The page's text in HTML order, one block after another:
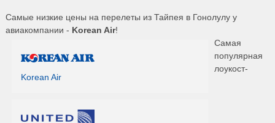
Самые низкие цены на перелеты из Тайпея в Гонолулу у
авиакомпании - Korean Air!
Korean Air
Самая
популярная
лоукост-